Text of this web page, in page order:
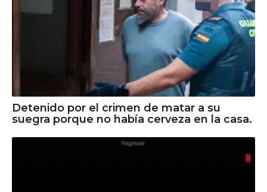
Detenido por el crimen de matar a su
suegra porque no había cerveza en la casa.